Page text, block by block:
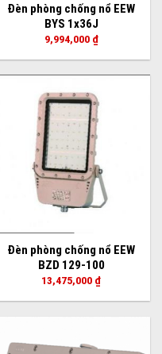
Đèn phòng chống nổ EEW
BYS 1x36J
9,994,000 ₫
Đèn phòng chống nổ EEW
BZD 129-100
13,475,000 ₫